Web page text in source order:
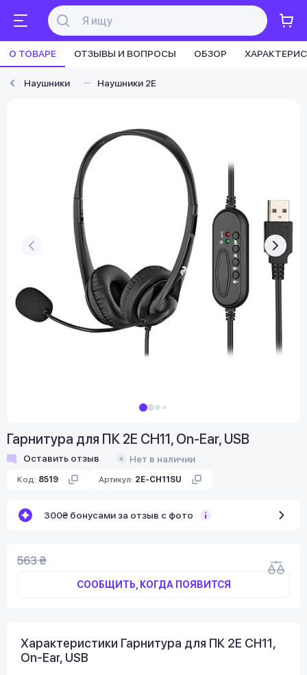
О ТОВАРЕ ОТЗЫВЫ И ВОПРОСЫ ОБЗОР
Наушники Наушники 2E
Гарнитура для ПК 2E CH11, On-Ear, USB
Оставить отзыв Нет в наличии
Код: 8519 Артикул: 2E-CH11SU
300₴ бонусами за отзыв с фото
563 ₴
СООБЩИТЬ, КОГДА ПОЯВИТСЯ
Характеристики Гарнитура для ПК 2E CH11,
On-Ear, USB